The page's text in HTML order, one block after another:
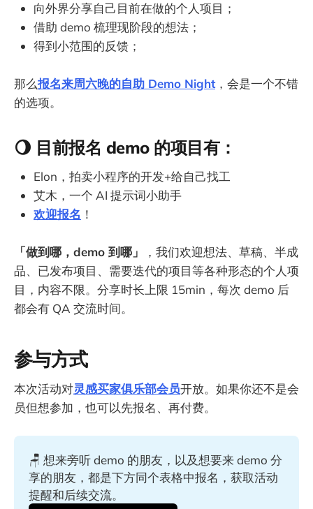
向外界分享自己目前在做的个人项目；
借助 demo 梳理现阶段的想法；
得到小范围的反馈；
那么报名来周六晚的自助 Demo Night，会是一个不错
的选项。
🌖 目前报名 demo 的项目有：
Elon，拍卖小程序的开发+给自己找工
艾木，一个 AI 提示词小助手
欢迎报名 ！
「做到哪，demo 到哪」
，我们欢迎想法、草稿、半成
品、已发布项目、需要迭代的项目等各种形态的个人项
目，内容不限。分享时长上限 15min，每次 demo 后
都会有 QA 交流时间。
参与方式
本次活动对灵感买家俱乐部会员开放。如果你还不是会
员但想参加，也可以先报名、再付费。
🪑 想来旁听 demo 的朋友，以及想要来 demo 分
享的朋友，都是下方同个表格中报名，获取活动
提醒和后续交流。